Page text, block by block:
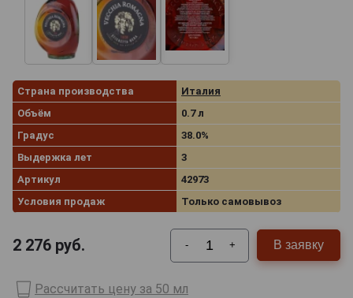
Страна производства
Италия
Объём
0.7 л
Градус
38.0%
Выдержка лет
3
Артикул
42973
Условия продаж
Только самовывоз
2 276 руб. - + В заявку
Рассчитать цену за 50 мл